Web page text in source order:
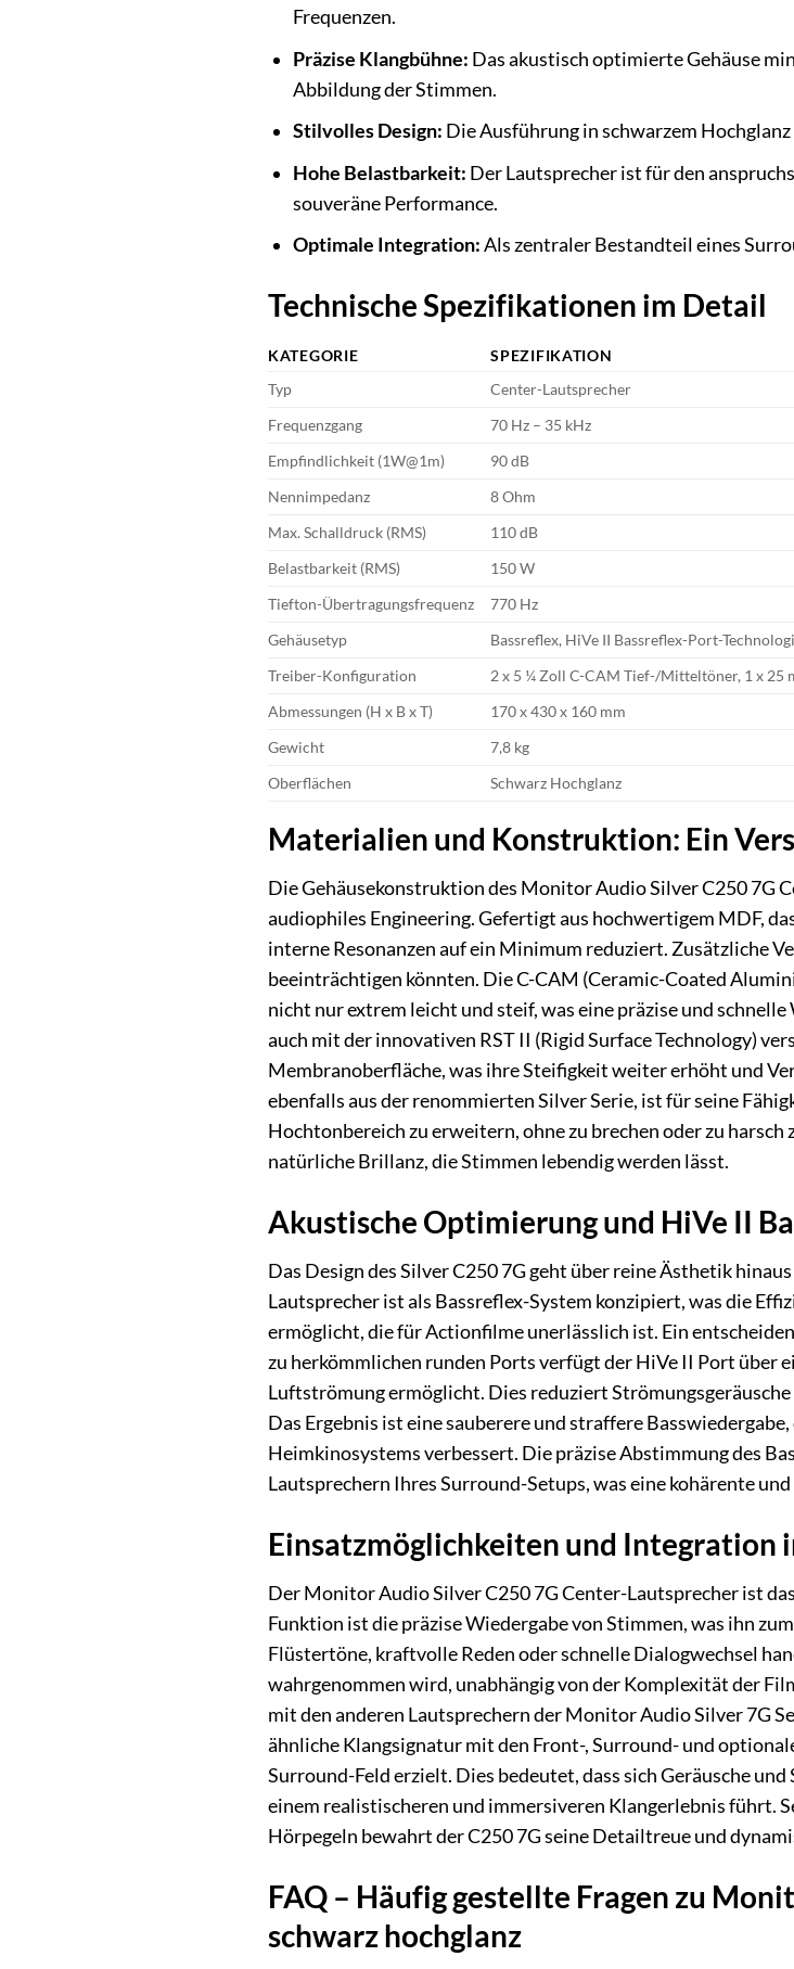
Frequenzen.
Präzise Klangbühne: Das akustisch optimierte Gehäuse
Abbildung der Stimmen.
Stilvolles Design: Die Ausführung in schwarzem
Hohe Belastbarkeit: Der Lautsprecher ist für den
souveräne Performance.
Optimale Integration:Als zentraler Bestandteil eines
Technische Spezifikationen im Detail
KATEGORIE
SPEZIFIKATION
Typ
Center-Lautsprecher
Frequenzgang
70 Hz – 35 kHz
Empfindlichkeit (1W@1m)
90 dB
Nennimpedanz
8 Ohm
Max. Schalldruck (RMS)
110 dB
Belastbarkeit (RMS)
150 W
Tiefton-Übertragungsfrequenz
770 Hz
Gehäusetyp
Bassreflex, HiVe II Bassreflex-Port-
Treiber-Konfiguration
2 x 5 ¼ Zoll C-CAM Tief-/Mitteltöner, 1 x
Abmessungen (H x B x T)
170 x 430 x 160 mm
Gewicht
7,8 kg
Oberflächen
Schwarz Hochglanz
Materialien und Konstruktion: Ein
Die Gehäusekonstruktion des Monitor Audio Silver C250 7G
audiophiles Engineering. Gefertigt aus hochwertigem MDF,
interne Resonanzen auf ein Minimum reduziert. Zusätzliche
beeinträchtigen könnten. Die C-CAM (Ceramic-Coated
nicht nur extrem leicht und steif, was eine präzise und
auch mit der innovativen RST II (Rigid Surface Technology)
Membranoberfläche, was ihre Steifigkeit weiter erhöht und
ebenfalls aus der renommierten Silver Serie, ist für seine
Hochtonbereich zu erweitern, ohne zu brechen oder zu
natürliche Brillanz, die Stimmen lebendig werden lässt.
Akustische Optimierung und HiVe II
Das Design des Silver C250 7G geht über reine Ästhetik
Lautsprecher ist als Bassreflex-System konzipiert, was die
ermöglicht, die für Actionfilme unerlässlich ist. Ein
zu herkömmlichen runden Ports verfügt der HiVe II Port über
Luftströmung ermöglicht. Dies reduziert
Das Ergebnis ist eine sauberere und straffere
Heimkinosystems verbessert. Die präzise Abstimmung des
Lautsprechern Ihres Surround-Setups, was eine kohärente
Einsatzmöglichkeiten und Integration
Der Monitor Audio Silver C250 7G Center-Lautsprecher ist
Funktion ist die präzise Wiedergabe von Stimmen, was ihn
Flüstertöne, kraftvolle Reden oder schnelle Dialogwechsel
wahrgenommen wird, unabhängig von der Komplexität der
mit den anderen Lautsprechern der Monitor Audio Silver 7G
ähnliche Klangsignatur mit den Front-, Surround- und
Surround-Feld erzielt. Dies bedeutet, dass sich Geräusche
einem realistischeren und immersiveren Klangerlebnis führt.
Hörpegeln bewahrt der C250 7G seine Detailtreue und
FAQ – Häufig gestellte Fragen zu
schwarz hochglanz